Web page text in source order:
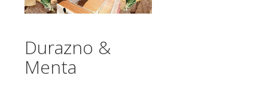
Durazno &
Menta